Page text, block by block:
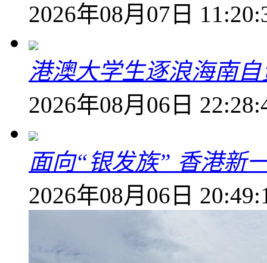
2026年08月07日
港澳大学生逐浪海南
2026年08月06日
面向“银发族” 香港新
2026年08月06日